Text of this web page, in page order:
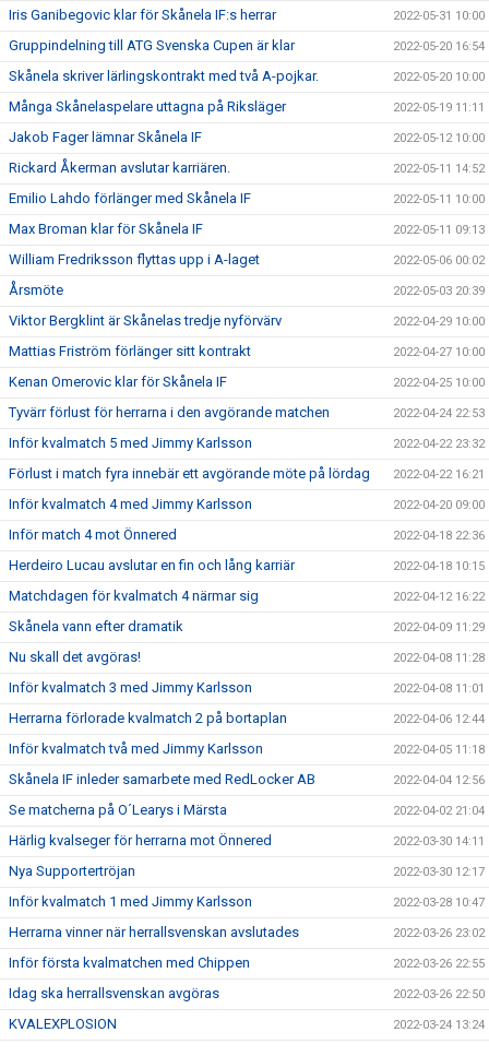
Iris Ganibegovic klar för Skånela IF:s herrar 2022-05-31 10:00
Gruppindelning till ATG Svenska Cupen är klar 2022-05-20 16:54
Skånela skriver lärlingskontrakt med två A-pojkar. 2022-05-20 10:00
Många Skånelaspelare uttagna på Riksläger 2022-05-19 11:11
Jakob Fager lämnar Skånela IF 2022-05-12 10:00
Rickard Åkerman avslutar karriären. 2022-05-11 14:52
Emilio Lahdo förlänger med Skånela IF 2022-05-11 10:00
Max Broman klar för Skånela IF 2022-05-11 09:13
William Fredriksson flyttas upp i A-laget 2022-05-06 00:02
Årsmöte 2022-05-03 20:39
Viktor Bergklint är Skånelas tredje nyförvärv 2022-04-29 10:00
Mattias Friström förlänger sitt kontrakt 2022-04-27 10:00
Kenan Omerovic klar för Skånela IF 2022-04-25 10:00
Tyvärr förlust för herrarna i den avgörande matchen 2022-04-24 22:53
Inför kvalmatch 5 med Jimmy Karlsson 2022-04-22 23:32
Förlust i match fyra innebär ett avgörande möte på lördag 2022-04-22 16:21
Inför kvalmatch 4 med Jimmy Karlsson 2022-04-20 09:00
Inför match 4 mot Önnered 2022-04-18 22:36
Herdeiro Lucau avslutar en fin och lång karriär 2022-04-18 10:15
Matchdagen för kvalmatch 4 närmar sig 2022-04-12 16:22
Skånela vann efter dramatik 2022-04-09 11:29
Nu skall det avgöras! 2022-04-08 11:28
Inför kvalmatch 3 med Jimmy Karlsson 2022-04-08 11:01
Herrarna förlorade kvalmatch 2 på bortaplan 2022-04-06 12:44
Inför kvalmatch två med Jimmy Karlsson 2022-04-05 11:18
Skånela IF inleder samarbete med RedLocker AB 2022-04-04 12:56
Se matcherna på O´Learys i Märsta 2022-04-02 21:04
Härlig kvalseger för herrarna mot Önnered 2022-03-30 14:11
Nya Supportertröjan 2022-03-30 12:17
Inför kvalmatch 1 med Jimmy Karlsson 2022-03-28 10:47
Herrarna vinner när herrallsvenskan avslutades 2022-03-26 23:02
Inför första kvalmatchen med Chippen 2022-03-26 22:55
Idag ska herrallsvenskan avgöras 2022-03-26 22:50
KVALEXPLOSION 2022-03-24 13:24